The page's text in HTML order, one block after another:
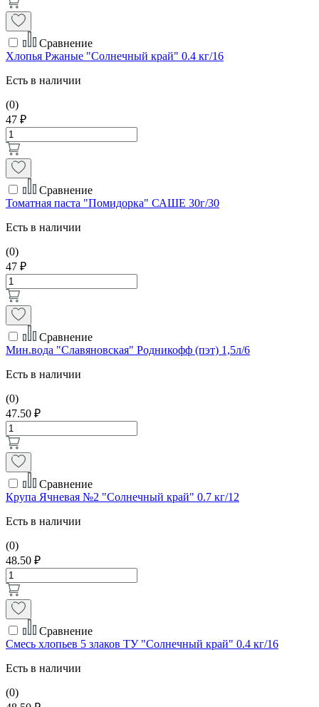
Сравнение
Хлопья Ржаные "Солнечный край" 0.4 кг/16
Есть в наличии
(0)
47 ₽
Сравнение
Томатная паста "Помидорка" САШЕ 30г/30
Есть в наличии
(0)
47 ₽
Сравнение
Мин.вода "Славяновская" Родникофф (пэт) 1,5л/6
Есть в наличии
(0)
47.50 ₽
Сравнение
Крупа Ячневая №2 "Солнечный край" 0.7 кг/12
Есть в наличии
(0)
48.50 ₽
Сравнение
Смесь хлопьев 5 злаков ТУ "Солнечный край" 0.4 кг/16
Есть в наличии
(0)